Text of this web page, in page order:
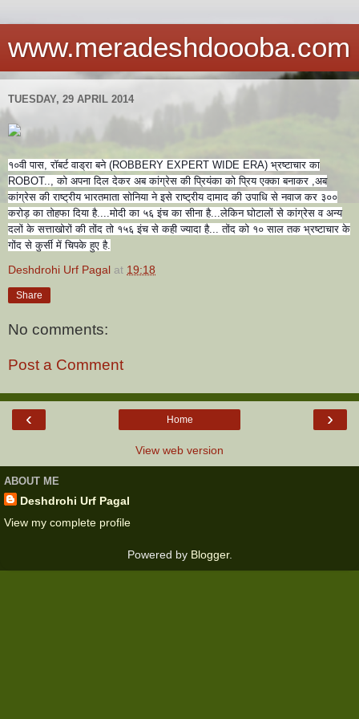
www.meradeshdoooba.com
TUESDAY, 29 APRIL 2014
१०वी पास, रॉबर्ट वाड्रा बने (ROBBERY EXPERT WIDE ERA) भ्रष्टाचार का
ROBOT.., को अपना दिल देकर अब कांग्रेस की प्रियंका को प्रिय एक्का बनाकर ,अब
कांग्रेस की राष्ट्रीय भारतमाता सोनिया ने इसे राष्ट्रीय दामाद की उपाधि से नवाज कर ३००
करोड़ का तोहफा दिया है....मोदी का ५६ इंच का सीना है...लेकिन घोटालों से कांग्रेस व अन्य
दलों के सत्ताखोरों की तोंद तो १५६ इंच से कही ज्यादा है... तोंद को १० साल तक भ्रष्टाचार के
गोंद से कुर्सी में चिपके हुए है.
Deshdrohi Urf Pagal at 19:18
Share
No comments:
Post a Comment
‹ ›
Home
View web version
ABOUT ME
Deshdrohi Urf Pagal
View my complete profile
Powered by Blogger.